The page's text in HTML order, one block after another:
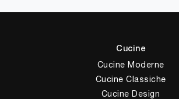
Cucine
Cucine Moderne
Cucine Classiche
Cucine Design